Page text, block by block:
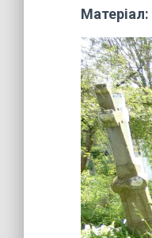
Матеріал: